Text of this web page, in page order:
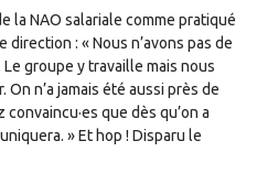
la NAO salariale comme pratiqué
direction : « Nous n’avons pas de
groupe y travaille mais nous
On n’a jamais été aussi près de
que dès qu’on a
» Et hop ! Disparu le